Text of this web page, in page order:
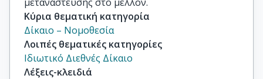
Κύρια θεματική κατηγορία
Δίκαιο – Νομοθεσία
Λοιπές θεματικές κατηγορίες
Ιδιωτικό Διεθνές Δίκαιο
Λέξεις-κλειδιά